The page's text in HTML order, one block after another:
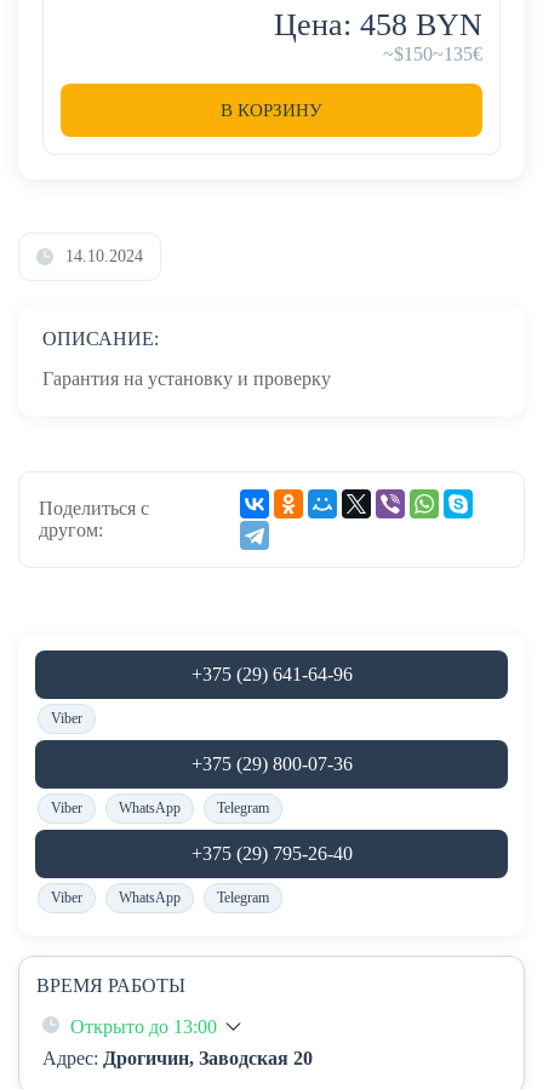
Цена: 458 BYN
~$150~135€
В КОРЗИНУ
14.10.2024
ОПИСАНИЕ:
Гарантия на установку и проверку
Поделиться с
другом:
+375 (29) 641-64-96
Viber
+375 (29) 800-07-36
Viber WhatsApp Telegram
+375 (29) 795-26-40
Viber WhatsApp Telegram
ВРЕМЯ РАБОТЫ
Открыто до 13:00
Адрес: Дрогичин, Заводская 20